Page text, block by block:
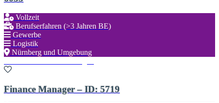
Vollzeit
Berufserfahren (>3 Jahren BE)
Gewerbe
Logistik
Nürnberg und Umgebung
Finance Manager – ID: 5719